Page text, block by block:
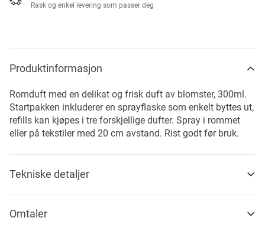
Rask og enkel levering som passer deg
Produktinformasjon
Romduft med en delikat og frisk duft av blomster, 300ml.
Startpakken inkluderer en sprayflaske som enkelt byttes ut,
refills kan kjøpes i tre forskjellige dufter. Spray i rommet
eller på tekstiler med 20 cm avstand. Rist godt før bruk.
Tekniske detaljer
Omtaler